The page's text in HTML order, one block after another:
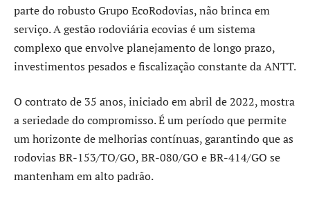
parte do robusto Grupo EcoRodovias, não brinca em
serviço. A gestão rodoviária ecovias é um sistema
complexo que envolve planejamento de longo prazo,
investimentos pesados e fiscalização constante da ANTT.
O contrato de 35 anos, iniciado em abril de 2022, mostra
a seriedade do compromisso. É um período que permite
um horizonte de melhorias contínuas, garantindo que as
rodovias BR-153/TO/GO, BR-080/GO e BR-414/GO se
mantenham em alto padrão.